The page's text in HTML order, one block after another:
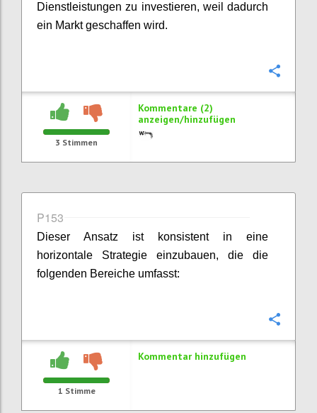
Dienstleistungen zu investieren, weil dadurch
ein Markt geschaffen wird.
3 Stimmen
Kommentare (2)
anzeigen/hinzufügen
P153
Dieser Ansatz ist konsistent in eine
horizontale Strategie einzubauen, die die
folgenden Bereiche umfasst:
1 Stimme
Kommentar hinzufügen